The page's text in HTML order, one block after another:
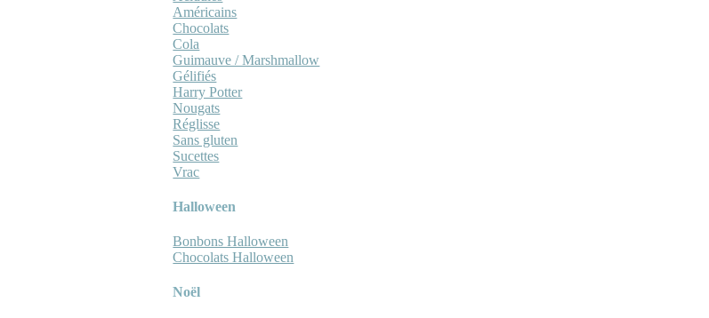
Américains
Chocolats
Cola
Guimauve / Marshmallow
Gélifiés
Harry Potter
Nougats
Réglisse
Sans gluten
Sucettes
Vrac
Halloween
Bonbons Halloween
Chocolats Halloween
Noël